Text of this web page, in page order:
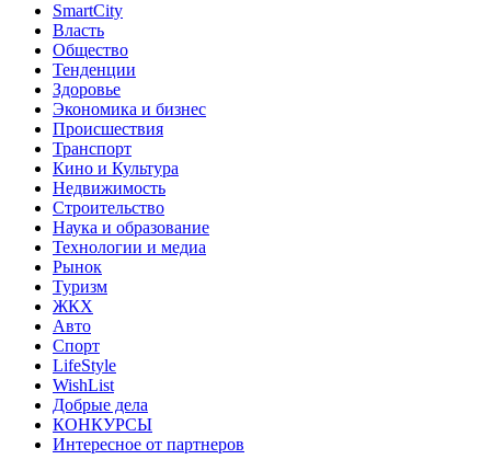
SmartCity
Власть
Общество
Тенденции
Здоровье
Экономика и бизнес
Происшествия
Транспорт
Кино и Культура
Недвижимость
Строительство
Наука и образование
Технологии и медиа
Рынок
Туризм
ЖКХ
Авто
Спорт
LifeStyle
WishList
Добрые дела
КОНКУРСЫ
Интересное от партнеров